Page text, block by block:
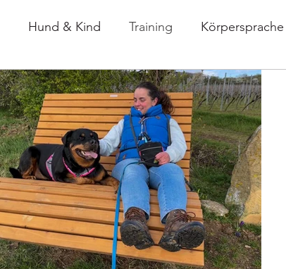
Hund & Kind Training Körpersprache